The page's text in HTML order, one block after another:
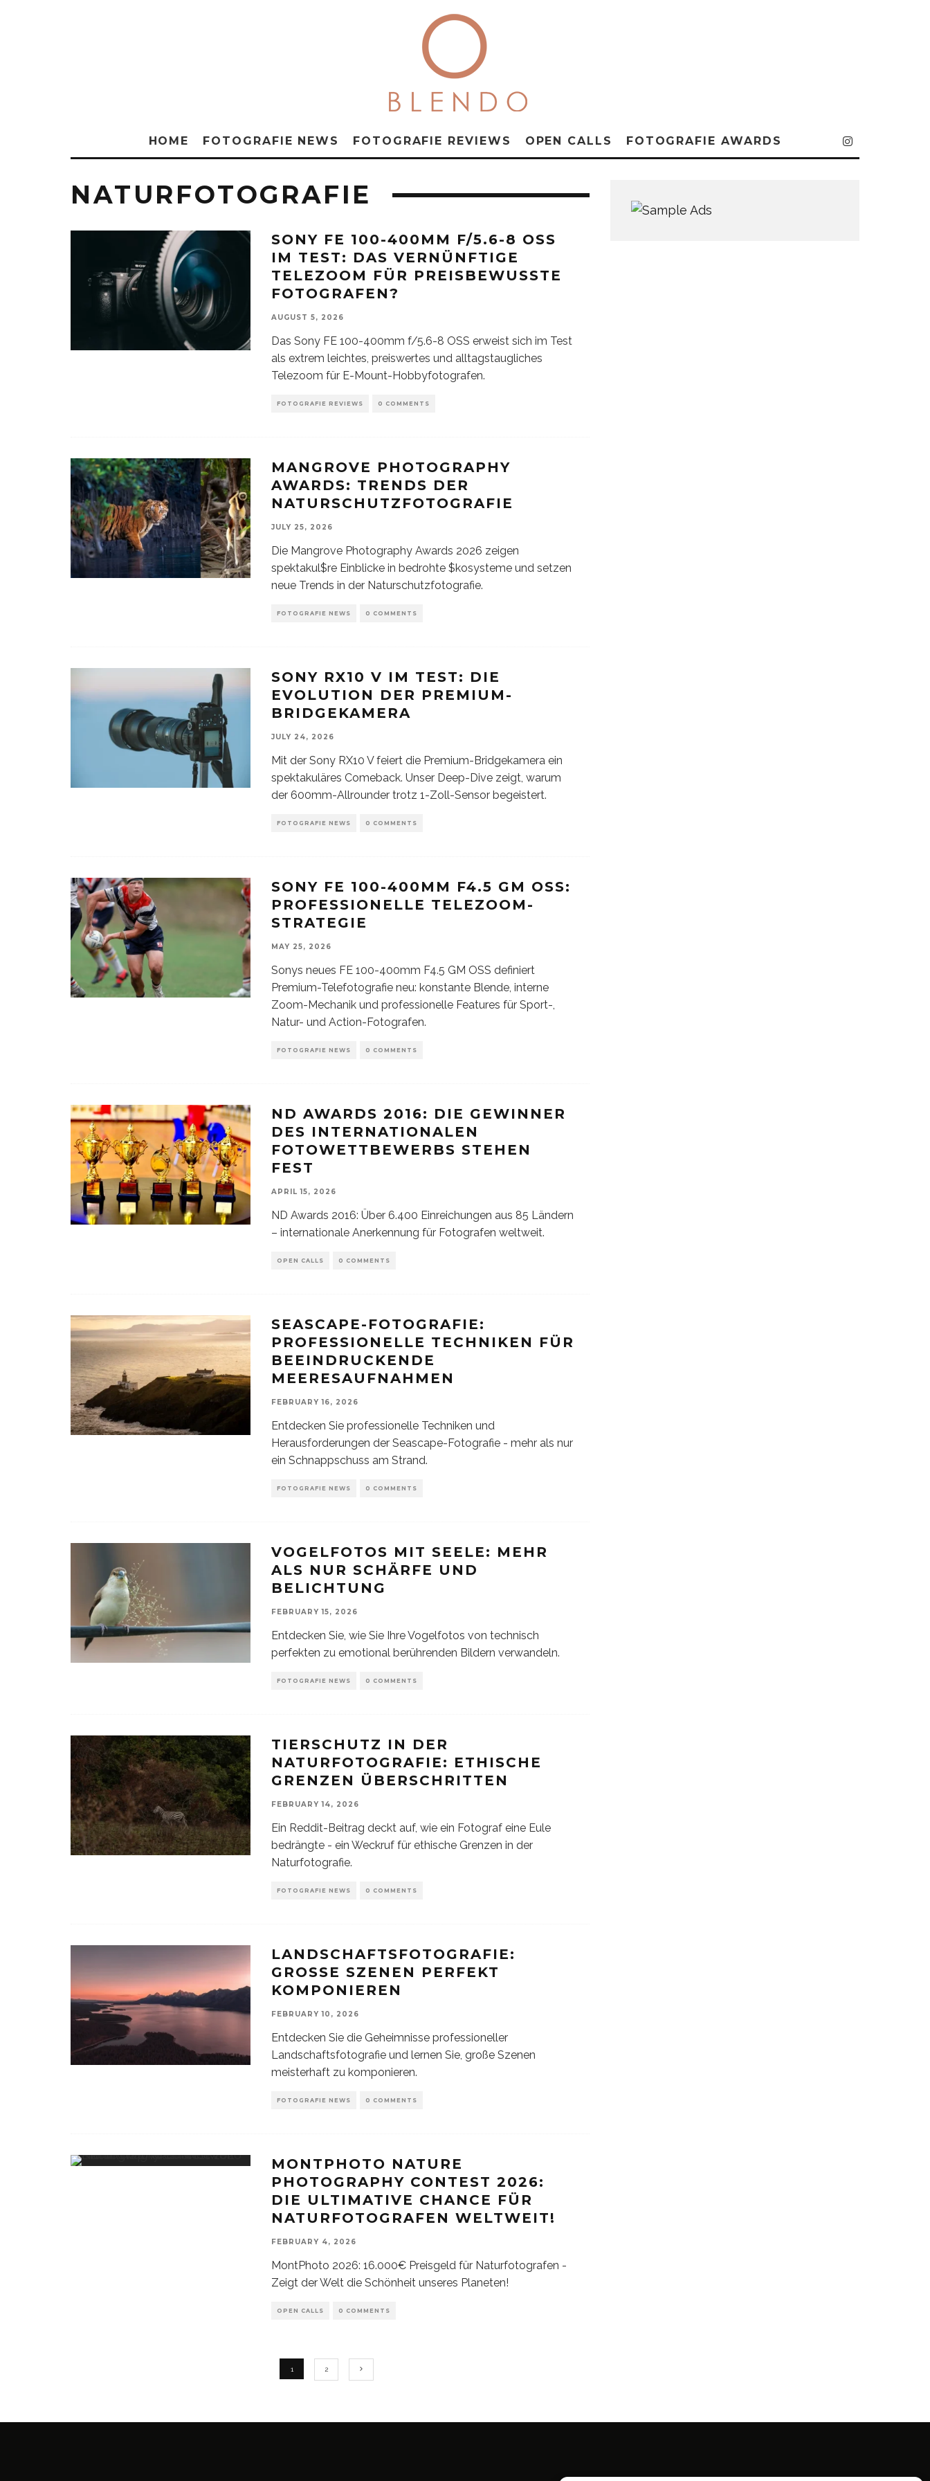
HOME FOTOGRAFIE NEWS FOTOGRAFIE REVIEWS OPEN CALLS FOTOGRAFIE AWARDS
NATURFOTOGRAFIE
SONY FE 100-400MM F/5.6-8 OSS
IM TEST: DAS VERNÜNFTIGE
TELEZOOM FÜR PREISBEWUSSTE
FOTOGRAFEN?
AUGUST 5, 2026
Das Sony FE 100-400mm f/5.6-8 OSS erweist sich im Test
als extrem leichtes, preiswertes und alltagstaugliches
Telezoom für E-Mount-Hobbyfotografen.
FOTOGRAFIE REVIEWS 0 COMMENTS
MANGROVE PHOTOGRAPHY
AWARDS: TRENDS DER
NATURSCHUTZFOTOGRAFIE
JULY 25, 2026
Die Mangrove Photography Awards 2026 zeigen
spektakul$re Einblicke in bedrohte $kosysteme und setzen
neue Trends in der Naturschutzfotografie.
FOTOGRAFIE NEWS 0 COMMENTS
SONY RX10 V IM TEST: DIE
EVOLUTION DER PREMIUM-
BRIDGEKAMERA
JULY 24, 2026
Mit der Sony RX10 V feiert die Premium-Bridgekamera ein
spektakuläres Comeback. Unser Deep-Dive zeigt, warum
der 600mm-Allrounder trotz 1-Zoll-Sensor begeistert.
FOTOGRAFIE NEWS 0 COMMENTS
SONY FE 100-400MM F4.5 GM OSS:
PROFESSIONELLE TELEZOOM-
STRATEGIE
MAY 25, 2026
Sonys neues FE 100-400mm F4.5 GM OSS definiert
Premium-Telefotografie neu: konstante Blende, interne
Zoom-Mechanik und professionelle Features für Sport-,
Natur- und Action-Fotografen.
FOTOGRAFIE NEWS 0 COMMENTS
ND AWARDS 2016: DIE GEWINNER
DES INTERNATIONALEN
FOTOWETTBEWERBS STEHEN
FEST
APRIL 15, 2026
ND Awards 2016: Über 6.400 Einreichungen aus 85 Ländern
– internationale Anerkennung für Fotografen weltweit.
OPEN CALLS 0 COMMENTS
SEASCAPE-FOTOGRAFIE:
PROFESSIONELLE TECHNIKEN FÜR
BEEINDRUCKENDE
MEERESAUFNAHMEN
FEBRUARY 16, 2026
Entdecken Sie professionelle Techniken und
Herausforderungen der Seascape-Fotografie - mehr als nur
ein Schnappschuss am Strand.
FOTOGRAFIE NEWS 0 COMMENTS
VOGELFOTOS MIT SEELE: MEHR
ALS NUR SCHÄRFE UND
BELICHTUNG
FEBRUARY 15, 2026
Entdecken Sie, wie Sie Ihre Vogelfotos von technisch
perfekten zu emotional berührenden Bildern verwandeln.
FOTOGRAFIE NEWS 0 COMMENTS
TIERSCHUTZ IN DER
NATURFOTOGRAFIE: ETHISCHE
GRENZEN ÜBERSCHRITTEN
FEBRUARY 14, 2026
Ein Reddit-Beitrag deckt auf, wie ein Fotograf eine Eule
bedrängte - ein Weckruf für ethische Grenzen in der
Naturfotografie.
FOTOGRAFIE NEWS 0 COMMENTS
LANDSCHAFTSFOTOGRAFIE:
GROSSE SZENEN PERFEKT K
OMPONIEREN
FEBRUARY 10, 2026
Entdecken Sie die Geheimnisse professioneller
Landschaftsfotografie und lernen Sie, große Szenen
meisterhaft zu komponieren.
FOTOGRAFIE NEWS 0 COMMENTS
MONTPHOTO NATURE
PHOTOGRAPHY CONTEST 2026:
DIE ULTIMATIVE CHANCE FÜR
NATURFOTOGRAFEN WELTWEIT!
FEBRUARY 4, 2026
MontPhoto 2026: 16.000€ Preisgeld für Naturfotografen -
Zeigt der Welt die Schönheit unseres Planeten!
OPEN CALLS 0 COMMENTS
1 2